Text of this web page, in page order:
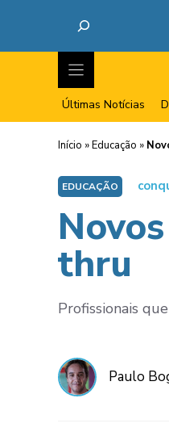
Últimas Notícias
Início »Educação »
EDUCAÇÃO
thru
Profissionais
Paulo